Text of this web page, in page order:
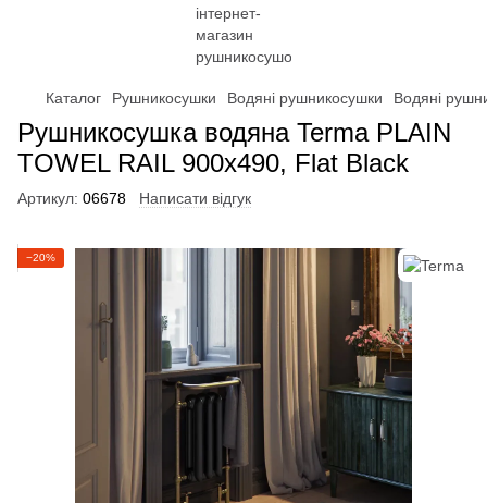
Каталог Рушникосушки Водяні рушникосушки Водяні
Рушникосушка водяна Terma PLAIN
TOWEL RAIL 900x490, Flat Black
Артикул: 06678 Написати відгук
−20%